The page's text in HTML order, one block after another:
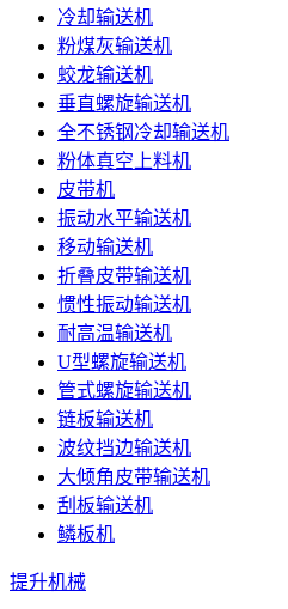
冷却输送机
粉煤灰输送机
蛟龙输送机
垂直螺旋输送机
全不锈钢冷却输送机
粉体真空上料机
皮带机
振动水平输送机
移动输送机
折叠皮带输送机
惯性振动输送机
耐高温输送机
U型螺旋输送机
管式螺旋输送机
链板输送机
波纹挡边输送机
大倾角皮带输送机
刮板输送机
鳞板机
提升机械